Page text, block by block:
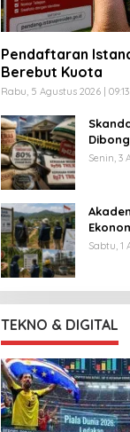
Pendaftaran
Berebut Kuota
Rabu, 5 Agustus 2026 |
Senin, 3
Sabtu, 1
TEKNO & DIGITAL